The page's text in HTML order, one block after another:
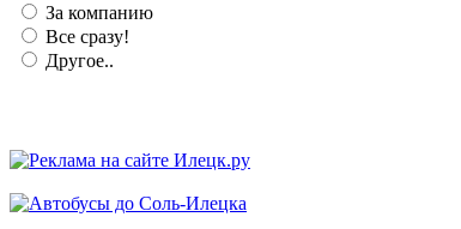
За компанию
Все сразу!
Другое..